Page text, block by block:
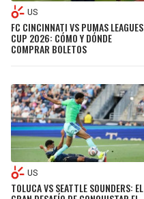
US
FC CINCINNATI VS PUMAS LEAGUES
CUP 2026: CÓMO Y DÓNDE
COMPRAR BOLETOS
US
TOLUCA VS SEATTLE SOUNDERS: EL